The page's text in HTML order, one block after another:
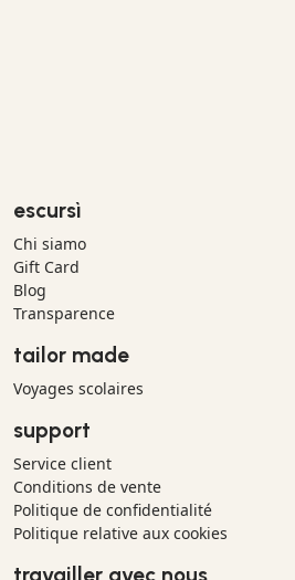
escursì
Chi siamo
Gift Card
Blog
Transparence
tailor made
Voyages scolaires
support
Service client
Conditions de vente
Politique de confidentialité
Politique relative aux cookies
travailler avec nous